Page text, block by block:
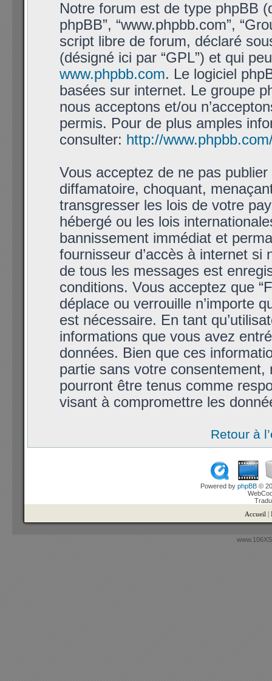
Notre forum est de type phpBB
phpBB”, “www.phpbb.com”,
script libre de forum, déclaré
(désigné ici par “GPL”) et qui
www.phpbb.com. Le logiciel
basées sur internet. Le groupe
nous acceptons et/ou
permis. Pour de plus amples
consulter: http://
Vous acceptez de ne pas
diffamatoire, choquant,
transgresser les lois de votre
hébergé ou les lois
bannissement immédiat et
fournisseur d’accès à internet si
de tous les messages est
conditions. Vous acceptez que
déplace ou verrouille n’importe
est nécessaire. En tant
informations que vous avez
données. Bien que ces
partie sans votre consentement,
pourront être tenus comme
visant à compromettre les
Retour à
Powered by phpBB ©
Accueil |